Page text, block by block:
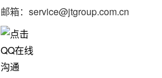
邮箱：service@jtgroup.com.cn